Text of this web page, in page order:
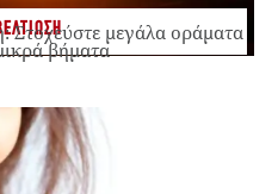
Στοχεύστε μεγάλα οράματα
βήματα